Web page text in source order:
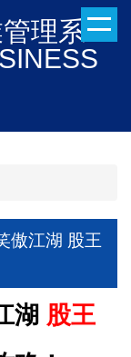
理系
傲江湖 股王
湖 股王